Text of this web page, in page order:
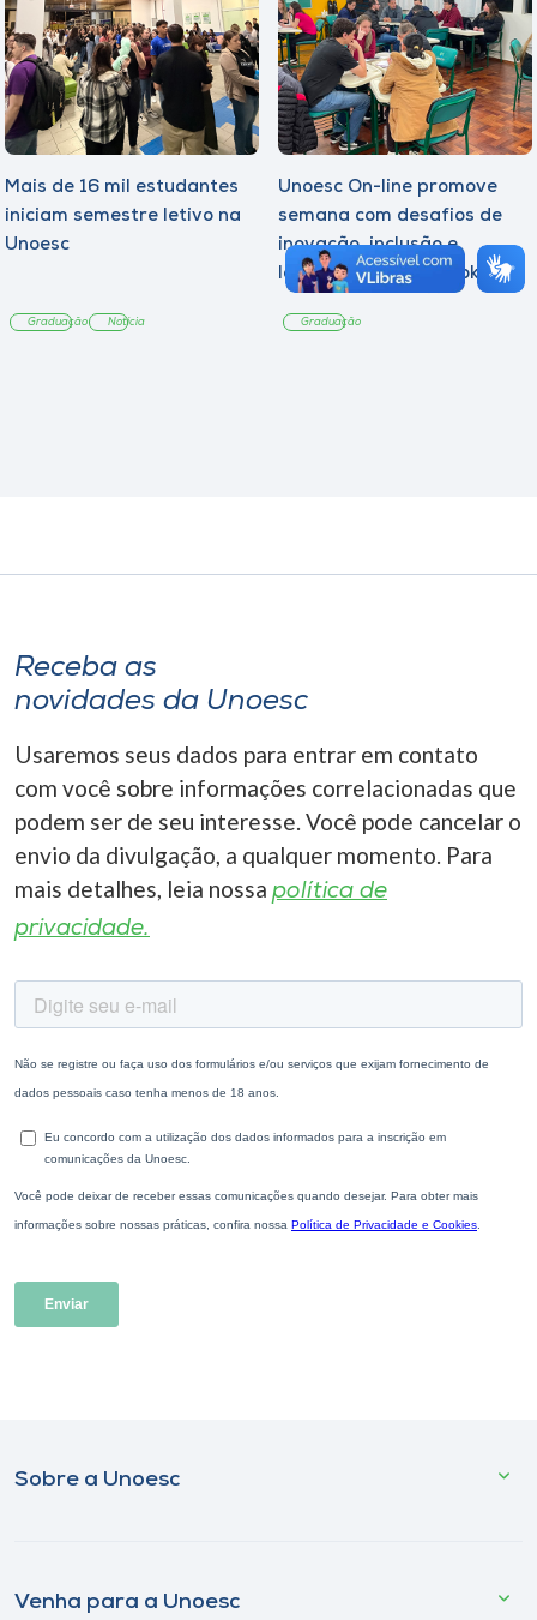
Mais de 16 mil estudantes
iniciam semestre letivo na
Unoesc
Graduação Notícia
Unoesc On-line promove
semana com desafios de
inovação, inclusão e
lançamento de e-book
Graduação
Receba as
novidades da Unoesc
Usaremos seus dados para entrar em contato
com você sobre informações correlacionadas que
podem ser de seu interesse. Você pode cancelar o
envio da divulgação, a qualquer momento. Para
mais detalhes, leia nossa política de
privacidade.
Sobre a Unoesc
Venha para a Unoesc